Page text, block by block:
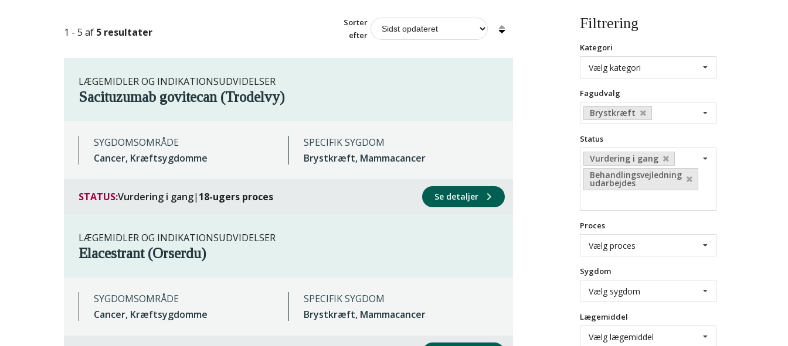
1 - 5 af 5 resultater
Sorter
efter
LÆGEMIDLER OG INDIKATIONSUDVIDELSER
Sacituzumab govitecan (Trodelvy)
SYGDOMSOMRÅDE
Cancer, Kræftsygdomme
SPECIFIK SYGDOM
Brystkræft, Mammacancer
STATUS:Vurdering i gang| 18-ugers proces Se detaljer
LÆGEMIDLER OG INDIKATIONSUDVIDELSER
Elacestrant (Orserdu)
SYGDOMSOMRÅDE
Cancer, Kræftsygdomme
SPECIFIK SYGDOM
Brystkræft, Mammacancer
Filtrering
Kategori
Vælg kategori
Fagudvalg
Brystkræft
Status
Vurdering i gang
Behandlingsvejledning
udarbejdes
Proces
Vælg proces
Sygdom
Vælg sygdom
Lægemiddel
Vælg lægemiddel